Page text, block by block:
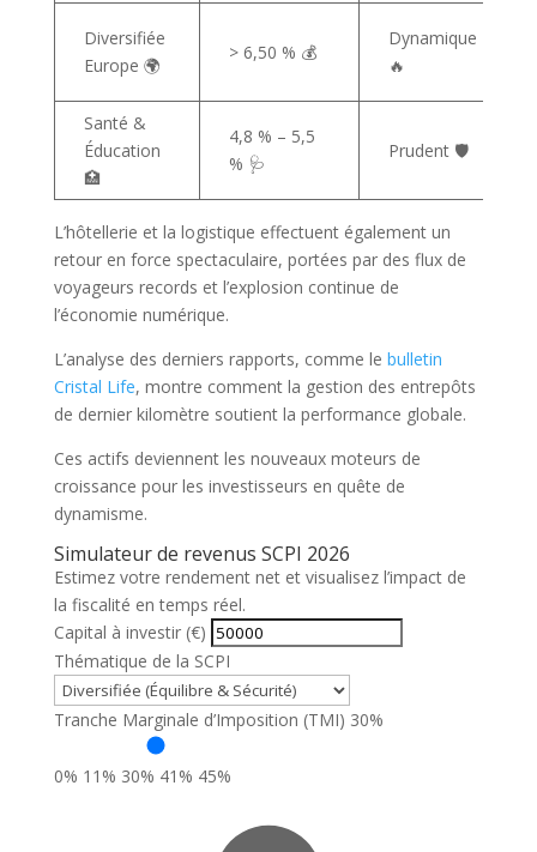
Diversifiée
Europe 🌍
> 6,50 % 💰
Dynamique
🔥
Santé &
Éducation
🏥
4,8 % – 5,5
% 🩺
Prudent 🛡️
L’hôtellerie et la logistique effectuent également un
retour en force spectaculaire, portées par des flux de
voyageurs records et l’explosion continue de
l’économie numérique.
L’analyse des derniers rapports, comme le bulletin
Cristal Life, montre comment la gestion des entrepôts
de dernier kilomètre soutient la performance globale.
Ces actifs deviennent les nouveaux moteurs de
croissance pour les investisseurs en quête de
dynamisme.
Simulateur de revenus SCPI 2026
Estimez votre rendement net et visualisez l’impact de
la fiscalité en temps réel.
Capital à investir (€)
Thématique de la SCPI
Tranche Marginale d’Imposition (TMI) 30%
0% 11% 30% 41% 45%